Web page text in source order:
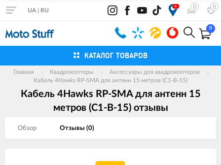
0 0
UA RU
0
КАТАЛОГ ТОВАРОВ
Главная Квадрокоптеры
Аксессуары для квадрокоптеров
Кабель 4Hawks RP-SMA для антенн 15 метров (C1-B-15)
Кабель 4Hawks RP-SMA для антенн 15
метров (C1-B-15) отзывы
Обзор Отзывы (0)